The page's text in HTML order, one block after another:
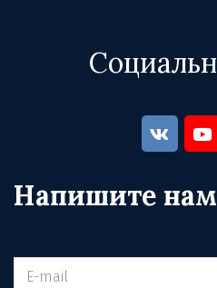
Напишите нам